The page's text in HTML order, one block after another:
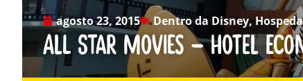
agosto 23, 2015 Dentro da Disney,
All Star Movies – Hotel